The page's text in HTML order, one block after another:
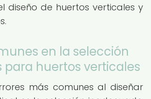
diseño de huertos verticales y
en la selección
para huertos verticales
más comunes al diseñar